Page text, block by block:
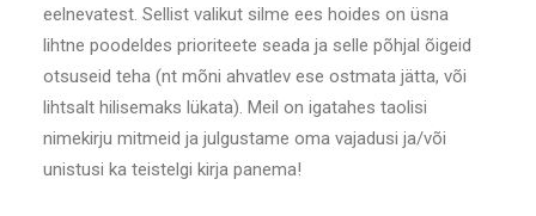
eelnevatest. Sellist valikut silme ees hoides on üsna
lihtne poodeldes prioriteete seada ja selle põhjal õigeid
otsuseid teha (nt mõni ahvatlev ese ostmata jätta, või
lihtsalt hilisemaks lükata). Meil on igatahes taolisi
nimekirju mitmeid ja julgustame oma vajadusi ja/või
unistusi ka teistelgi kirja panema!